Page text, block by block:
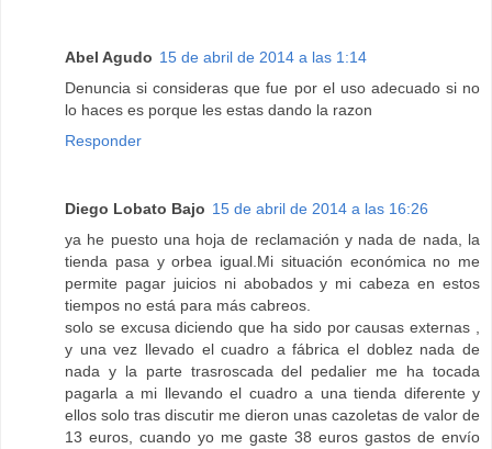
Abel Agudo 15 de abril de 2014 a las 1:14
Denuncia si consideras que fue por el uso adecuado si no
lo haces es porque les estas dando la razon
Responder
Diego Lobato Bajo 15 de abril de 2014 a las 16:26
ya he puesto una hoja de reclamación y nada de nada, la
tienda pasa y orbea igual.Mi situación económica no me
permite pagar juicios ni abobados y mi cabeza en estos
tiempos no está para más cabreos.
solo se excusa diciendo que ha sido por causas externas ,
y una vez llevado el cuadro a fábrica el doblez nada de
nada y la parte trasroscada del pedalier me ha tocada
pagarla a mi llevando el cuadro a una tienda diferente y
ellos solo tras discutir me dieron unas cazoletas de valor de
13 euros, cuando yo me gaste 38 euros gastos de envío